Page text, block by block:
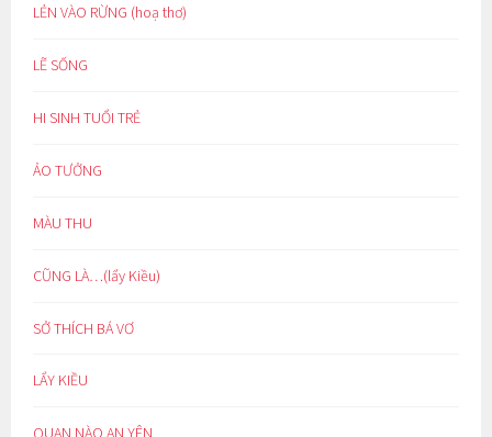
LẺN VÀO RỪNG (hoạ thơ)
LẼ SỐNG
HI SINH TUỔI TRẺ
ẢO TƯỞNG
MÀU THU
CŨNG LÀ…(lẩy Kiều)
SỞ THÍCH BÁ VƠ
LẨY KIỀU